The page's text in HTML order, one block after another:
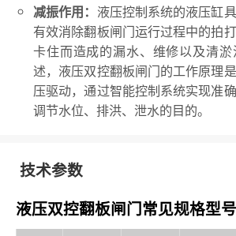
减振作用： 液压控制系统的液压缸
有效消除翻板闸门运行过程中的拍
卡住而造成的漏水、维修以及清
述，液压双控翻板闸门的工作原理
压驱动，通过智能控制系统实现准
调节水位、排洪、泄水的目的。
技术参数
液压双控翻板闸门常见规格型